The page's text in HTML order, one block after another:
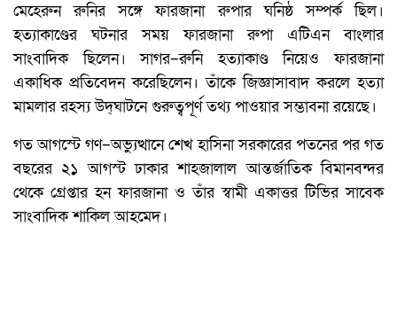
মেহেরুন রুনির সঙ্গে ফারজানা রুপার ঘনিষ্ঠ সম্পর্ক ছিল।
হত্যাকাণ্ডের ঘটনার সময় ফারজানা রুপা এটিএন বাংলার
সাংবাদিক ছিলেন। সাগর–রুনি হত্যাকাণ্ড নিয়েও ফারজানা
একাধিক প্রতিবেদন করেছিলেন। তাঁকে জিজ্ঞাসাবাদ করলে হত্যা
মামলার রহস্য উদ্‌ঘাটনে গুরুত্বপূর্ণ তথ্য পাওয়ার সম্ভাবনা রয়েছে।
গত আগস্টে গণ–অভ্যুত্থানে শেখ হাসিনা সরকারের পতনের পর গত
বছরের ২১ আগস্ট ঢাকার শাহজালাল আন্তর্জাতিক বিমানবন্দর
থেকে গ্রেপ্তার হন ফারজানা ও তাঁর স্বামী একাত্তর টিভির সাবেক
সাংবাদিক শাকিল আহমেদ।